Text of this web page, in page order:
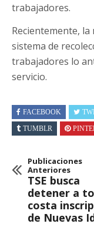
trabajadores.
Recientemente,
sistema de
trabajadores lo
servicio.
FACEBOOK
TUMBLR
Publicaciones
Anteriores
TSE busca
detener a
costa
de Nuevas